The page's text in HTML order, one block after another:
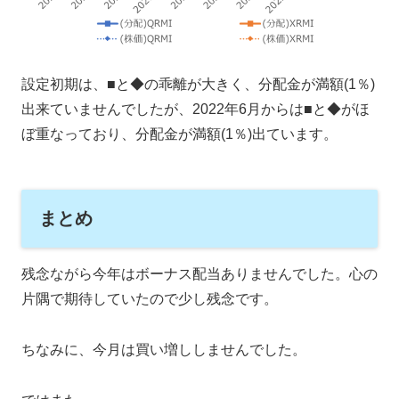
設定初期は、■と◆の乖離が大きく、分配金が満額(1％)
出来ていませんでしたが、2022年6月からは■と◆がほ
ぼ重なっており、分配金が満額(1％)出ています。
まとめ
残念ながら今年はボーナス配当ありませんでした。心の
片隅で期待していたので少し残念です。
ちなみに、今月は買い増ししませんでした。